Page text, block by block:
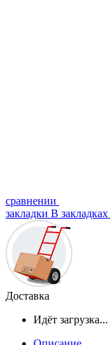
сравнении
закладки В закладках
Доставка
Идёт загрузка...